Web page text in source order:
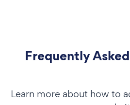
Frequently
Learn more about how to